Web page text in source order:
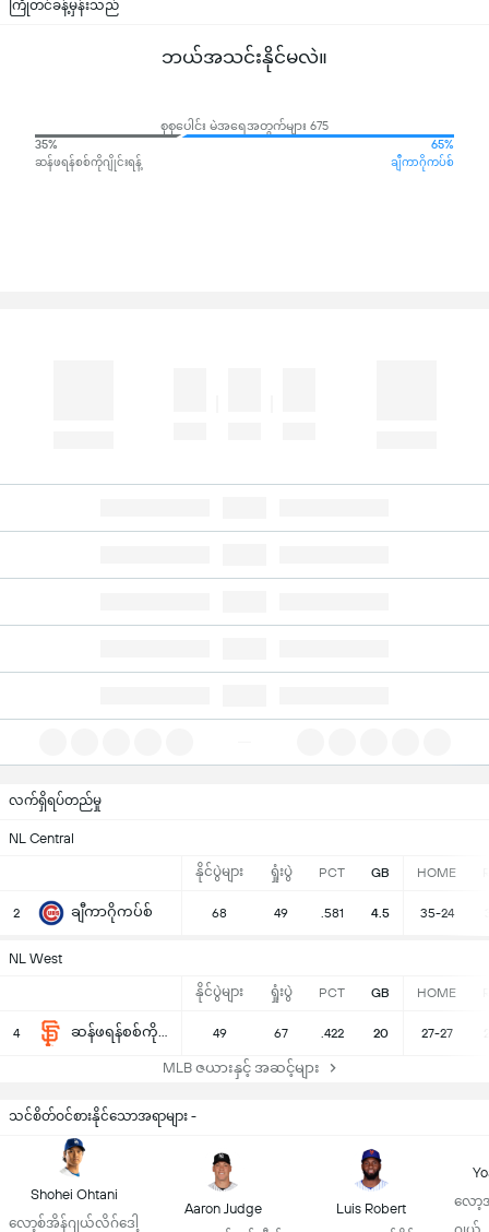
လက်ရှိရပ်တည်မှု
NL Central
နိုင်ပွဲများ ရှုံးပွဲ PCT GB HOME
2 ချီကာဂိုကပ်စ် 68 49 .581 4.5 35-24
NL West
နိုင်ပွဲများ ရှုံးပွဲ PCT GB HOME
4 ဆန်ဖရန်စစ်ကိုဂျိုင်းရန့် 49 67 .422 20 27-27
MLB ဇယားနှင့် အဆင့်များ
ကြိုတင်ခန့်မှန်းသည်
ဘယ်အသင်းနိုင်မလဲ။
စုစုပေါင်း မဲအရေအတွက်များ 675
35%
ဆန်ဖရန်စစ်ကိုဂျိုင်းရန့်
65%
ချီကာဂိုကပ်စ်
သင်စိတ်ဝင်စားနိုင်သောအရာများ -
Shohei Ohtani
လော့စ်အိန်ဂျယ်လိဂ်ဒေါ့
Aaron Judge Luis Robert
လော့